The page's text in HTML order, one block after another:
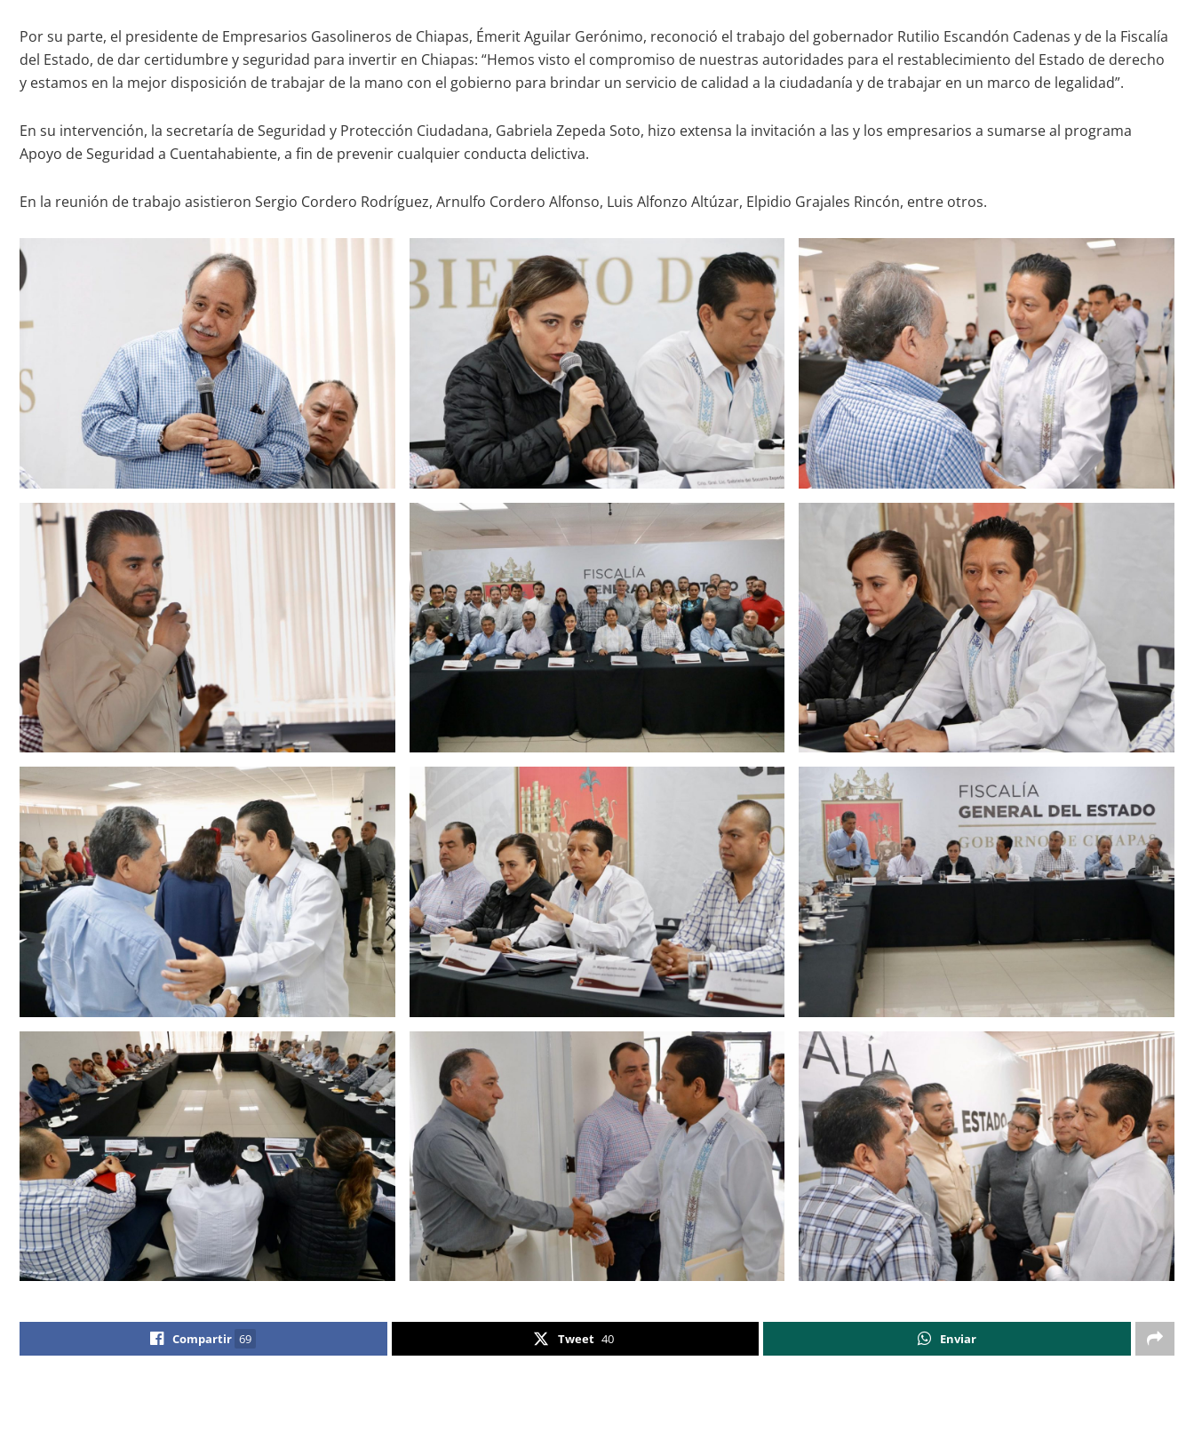
Por su parte, el presidente de Empresarios Gasolineros de Chiapas, Émerit Aguilar Gerónimo, reconoció el trabajo del gobernador Rutilio Escandón Cadenas y de la Fiscalía
del Estado, de dar certidumbre y seguridad para invertir en Chiapas: “Hemos visto el compromiso de nuestras autoridades para el restablecimiento del Estado de derecho
y estamos en la mejor disposición de trabajar de la mano con el gobierno para brindar un servicio de calidad a la ciudadanía y de trabajar en un marco de legalidad”.
En su intervención, la secretaría de Seguridad y Protección Ciudadana, Gabriela Zepeda Soto, hizo extensa la invitación a las y los empresarios a sumarse al programa
Apoyo de Seguridad a Cuentahabiente, a fin de prevenir cualquier conducta delictiva.
En la reunión de trabajo asistieron Sergio Cordero Rodríguez, Arnulfo Cordero Alfonso, Luis Alfonzo Altúzar, Elpidio Grajales Rincón, entre otros.
Compartir 69 Tweet 40 Enviar